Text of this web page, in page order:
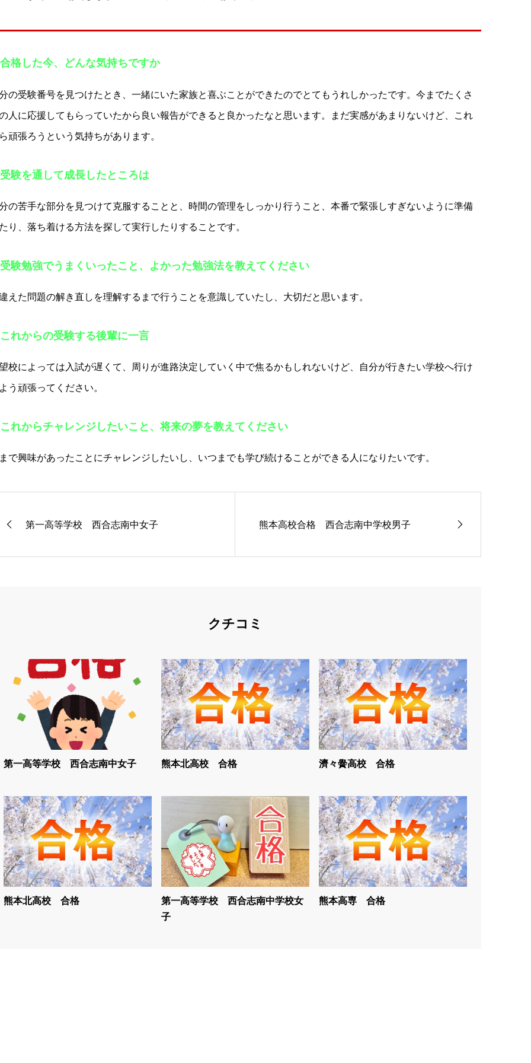
合格した今、どんな気持ちですか
の受験番号を見つけたとき、一緒にいた家族と喜ぶことができたのでとてもうれしかったです。今までたくさ
人に応援してもらっていたから良い報告ができると良かったなと思います。まだ実感があまりないけど、これ
頑張ろうという気持ちがあります。
受験を通して成長したところは
の苦手な部分を見つけて克服することと、時間の管理をしっかり行うこと、本番で緊張しすぎないように準備
り、落ち着ける方法を探して実行したりすることです。
受験勉強でうまくいったこと、よかった勉強法を教えてください
えた問題の解き直しを理解するまで行うことを意識していたし、大切だと思います。
これからの受験する後輩に一言
校によっては入試が遅くて、周りが進路決定していく中で焦るかもしれないけど、自分が行きたい学校へ行け
う頑張ってください。
これからチャレンジしたいこと、将来の夢を教えてください
で興味があったことにチャレンジしたいし、いつまでも学び続けることができる人になりたいです。
第一高等学校 西合志南中女子 熊本高校合格 西合志南中学校男子
クチコミ
第一高等学校 西合志南中女子 熊本北高校 合格 濟々黌高校 合格
熊本北高校 合格
第一高等学校 西合志南中学校女
子
熊本高専 合格